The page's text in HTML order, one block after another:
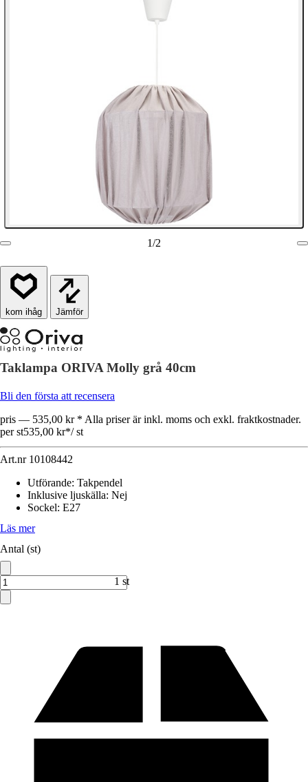
1/2
Jämför
Taklampa ORIVA Molly grå 40cm
Bli den första att recensera
pris — 535,00 kr * Alla priser är inkl. moms och exkl. fraktkostnader.
per st535,00 kr*/ st
Art.nr 10108442
Utförande: Takpendel
Inklusive ljuskälla: Nej
Sockel: E27
Läs mer
Antal (st)
1 st